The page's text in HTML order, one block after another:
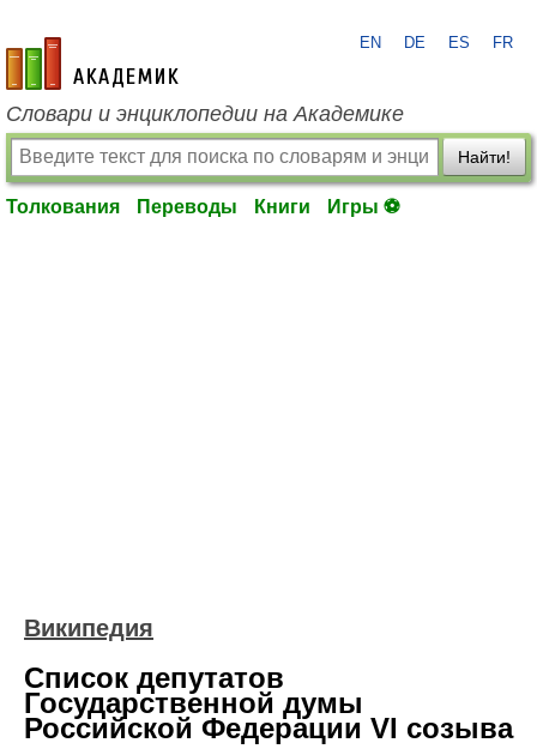
academic.ru
EN DE ES FR
Словари и энциклопедии на Академике
Найти!
Толкования Переводы Книги Игры ⚽
Википедия
Список депутатов
Государственной думы
Российской Федерации VI созыва